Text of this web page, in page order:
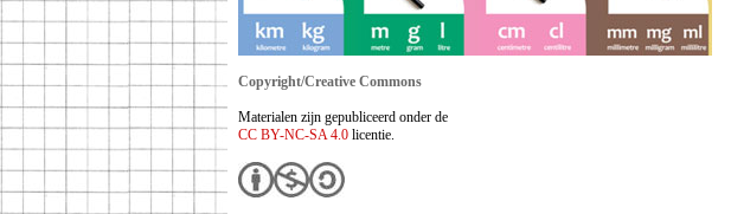
Copyright/Creative Commons
Materialen zijn gepubliceerd onder de
CC BY-NC-SA 4.0 licentie.